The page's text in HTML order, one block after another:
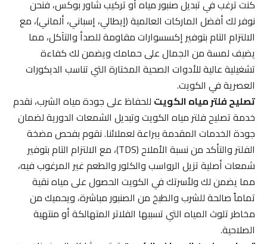
كنت ترغب في تبديل صنبور مياه أو تركيب شاور بوكس، فنحن
نوفر لك أفضل الماركات العالمية (إيطالي، إسباني، ألماني)، مع
الالتزام التام بتوفير إكسسوارات مقاومة للصدأ والتآكل، مما
يضيف لمسة من الجمال على حمامك ويضمن لك كفاءة
تشغيلية عالية للأدوات الصحية المختارة التي تناسب الديكورات
العصرية في الكويت.
تصليح فلتر مياه الكويتللحفاظ على جودة مياه الشرب، نقدم
خدمة تصليح فلتر مياه الكويت وتبديل الشمعات الدورية لضمان
جودة الخدمات المقدمة ببراعة لعملائنا. نقوم بفحص مضخة
الفلتر والتأكد من نسبة الأملاح (TDS)، مع الالتزام التام بتوفير
شمعات أصلية تزيل الرواسب والكلور والطعم غير المرغوب فيه،
مما يضمن لك ولأسرتك في الكويت الحصول على مياه نقية
تماماً صالحة للشرب والطبخ من الصنبور مباشرة، ويحميك من
مخاطر تلوث المياه التي تسببها الفلاتر المتهالكة أو منتهية
الصلاحية.